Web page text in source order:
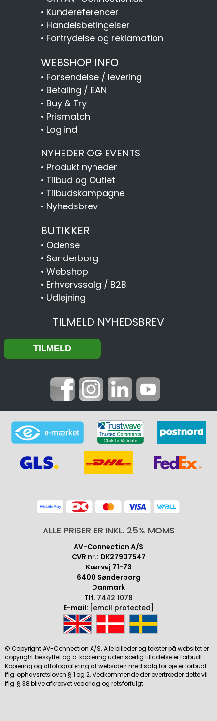
• Kundereferencer
• Handelsbetingelser
• Fortrydelse og reklamation
WEBSHOP INFO
• Forsendelse / levering
• Betaling / EAN
• Buy & Try
• Prismatch
• Log ind
NYHEDER OG EVENTS
• Produkt nyheder
• Tilbud og Outlet
• Tilbudskampagne
• Nyhedsbrev
BUTIKKER
• Odense
• Sønderborg
• Webshop
• Erhvervssalg / B2B
• Udlejning
TILMELD NYHEDSBREV
ALLE PRISER ER INKL. 25% MOMS
AV-Connection A/S
CVR nr.: DK27907547
Kærvej 71-73
6400 Sønderborg
Danmark
Tlf. 7442 1078
E-mail: [email protected]
© Copyright AV-Connection A/S. Alle billeder og tekster på websitet er
copyright beskyttet og al kopiering uden særlig tilladelse er forbudt.
Kopiering og affotografering af websiden med salg for øje er forbudt
iflg. ophavsretsloven § 1 og 2. Vedkommende der overtræder dette vil
iflg. § 38 blive afkrævet vederlag og retsforfulgt.